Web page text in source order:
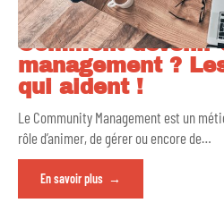
Comment devenir
management ?
qui aident !
Le Community Management est un
rôle d’animer, de gérer ou encore de…
En savoir plus